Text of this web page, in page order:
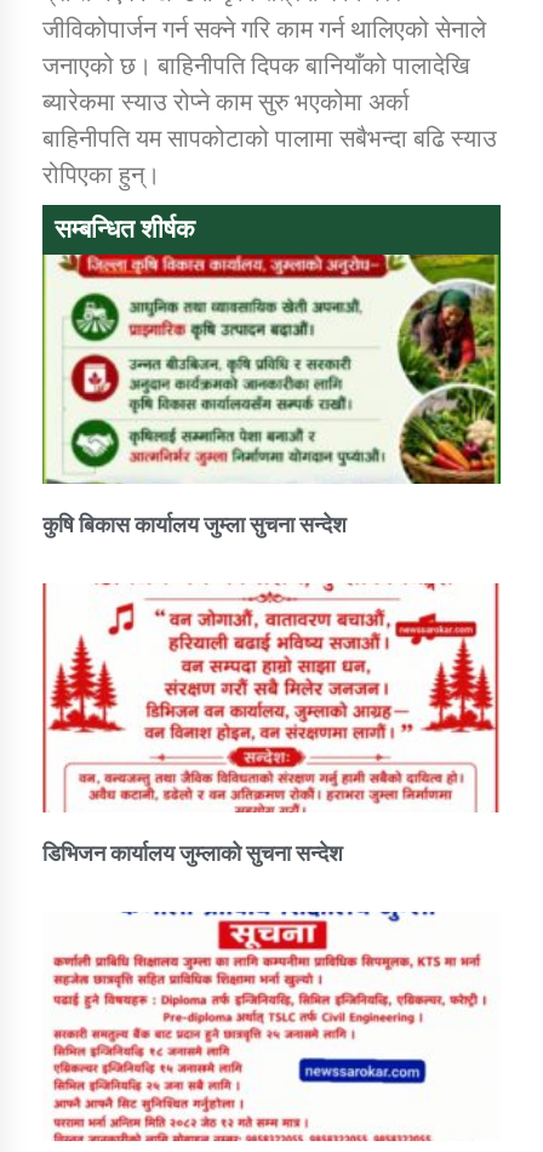
जीविकोपार्जन गर्न सक्ने गरि काम गर्न थालिएको सेनाले
जनाएको छ। बाहिनीपति दिपक बानियाँको पालादेखि
ब्यारेकमा स्याउ रोप्ने काम सुरु भएकोमा अर्का
बाहिनीपति यम सापकोटाको पालामा सबैभन्दा बढि स्याउ
रोपिएका हुन्।
सम्बन्धित शीर्षक
कुषि बिकास कार्यालय जुम्ला सुचना सन्देश
डिभिजन कार्यालय जुम्लाको सुचना सन्देश